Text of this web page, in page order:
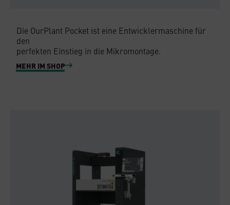
Die OurPlant Pocket ist eine Entwicklermaschine für
den
perfekten Einstieg in die Mikromontage.
MEHR IM SHOP